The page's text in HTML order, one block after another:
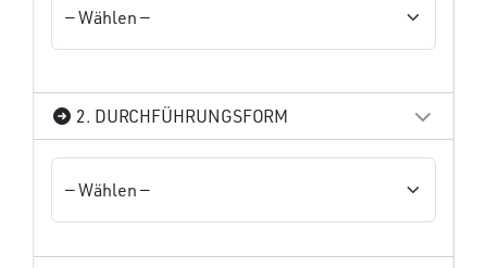
2. DURCHFÜHRUNGSFORM